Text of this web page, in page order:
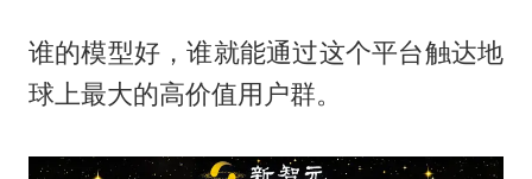
谁的模型好，谁就能通过这个平台触达地
球上最大的高价值用户群。